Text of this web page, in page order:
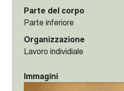
Parte del corpo
Parte inferiore
Organizzazione
Lavoro individiale
Immagini